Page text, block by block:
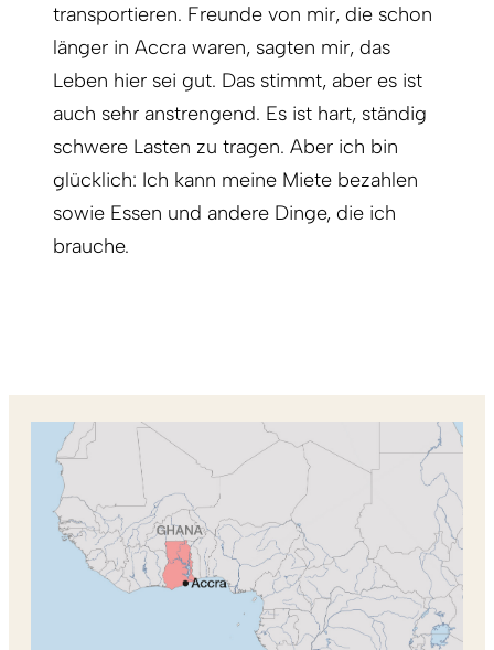
transportieren. Freunde von mir, die schon
länger in Accra waren, sagten mir, das
Leben hier sei gut. Das stimmt, aber es ist
auch sehr anstrengend. Es ist hart, ständig
schwere Lasten zu tragen. Aber ich bin
glücklich: Ich kann meine Miete bezahlen
sowie Essen und andere Dinge, die ich
brauche.